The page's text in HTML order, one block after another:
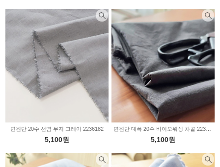
면원단 20수 선염 무지 그레이 2236182
5,100원 5,100원